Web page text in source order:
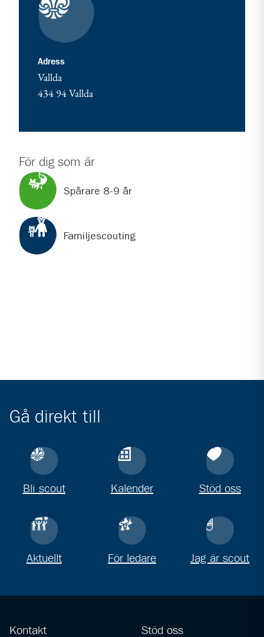
Adressadress för Vallda - var med och starta!
Vallda
434 94Vallda
För dig som är
Spårare 8-9 år
Familjescouting
Gå direkt till
Bli scout Kalender Stöd oss
Aktuellt För ledare Jag är scout
Kontakt Stöd oss